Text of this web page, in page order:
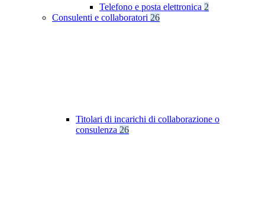
Telefono e posta elettronica 2
Consulenti e collaboratori 26
Titolari di incarichi di collaborazione o
consulenza 26